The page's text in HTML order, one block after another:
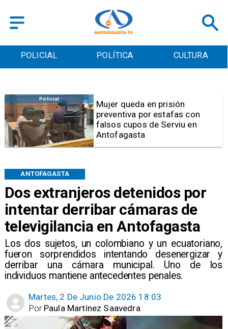
POLICIAL POLÍTICA CULTURA
Dos extranjeros detenidos por
intentar derribar cámaras de
televigilancia en Antofagasta
Los dos sujetos, un colombiano y un ecuatoriano,
fueron sorprendidos intentando desenergizar y
derribar una cámara municipal. Uno de los
individuos mantiene antecedentes penales.
ANTOFAGASTA
Martes, 2 De Junio De 2026 18:03
Paula Martínez Saavedra
Por
Videos
Video | Choferes del
TransAntofagasta piden
sistema mixto de pago